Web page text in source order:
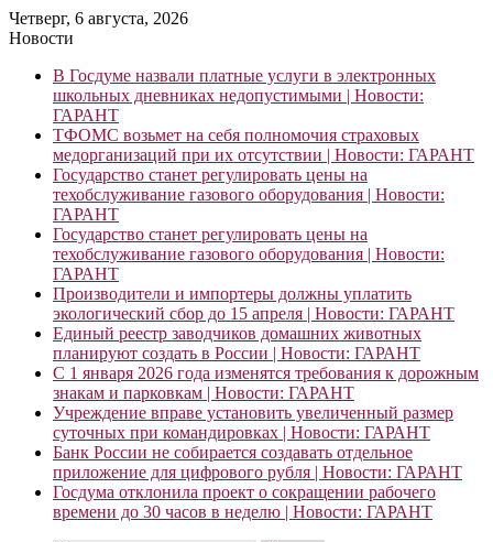
Четверг, 6 августа, 2026
Новости
В Госдуме назвали платные услуги в электронных
школьных дневниках недопустимыми | Новости:
ГАРАНТ
ТФОМС возьмет на себя полномочия страховых
медорганизаций при их отсутствии | Новости: ГАРАНТ
Государство станет регулировать цены на
техобслуживание газового оборудования | Новости:
ГАРАНТ
Государство станет регулировать цены на
техобслуживание газового оборудования | Новости:
ГАРАНТ
Производители и импортеры должны уплатить
экологический сбор до 15 апреля | Новости: ГАРАНТ
Единый реестр заводчиков домашних животных
планируют создать в России | Новости: ГАРАНТ
С 1 января 2026 года изменятся требования к дорожным
знакам и парковкам | Новости: ГАРАНТ
Учреждение вправе установить увеличенный размер
суточных при командировках | Новости: ГАРАНТ
Банк России не собирается создавать отдельное
приложение для цифрового рубля | Новости: ГАРАНТ
Госдума отклонила проект о сокращении рабочего
времени до 30 часов в неделю | Новости: ГАРАНТ